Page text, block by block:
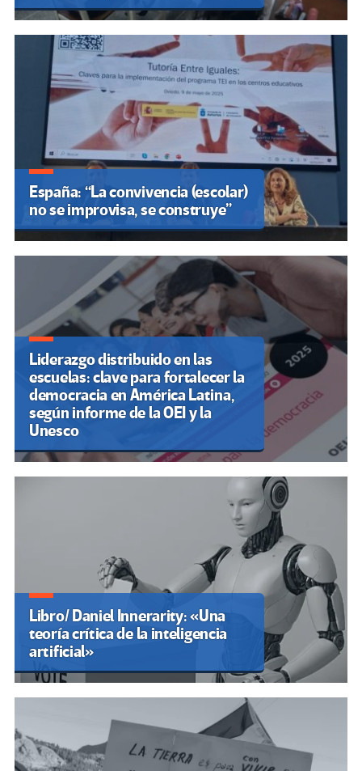
España: “La convivencia (escolar)
no se improvisa, se construye”
Liderazgo distribuido en las
escuelas: clave para fortalecer la
democracia en América Latina,
según informe de la OEI y la
Unesco
Libro/ Daniel Innerarity: «Una
teoría crítica de la inteligencia
artificial»